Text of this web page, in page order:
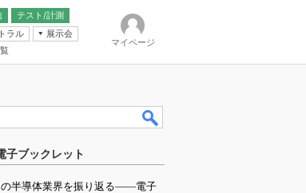
テスト/計測
ラル
展示会
マイページ
子ブックレット
の半導体業界を振り返る――電子